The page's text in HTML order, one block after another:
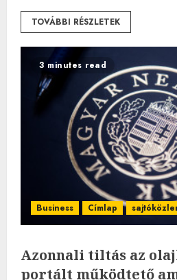
TOVÁBBI RÉSZLETEK
3 minutes read
Business Címlap
Azonnali tiltás az
portált működtető